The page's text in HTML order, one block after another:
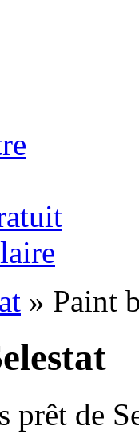
» Paint
prêt de